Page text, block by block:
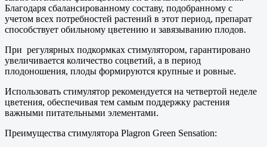
Благодаря сбалансированному составу, подобранному с
учетом всех потребностей растений в этот период, препарат
способствует обильному цветению и завязыванию плодов.
При регулярных подкормках стимулятором, гарантировано
увеличивается количество соцветий, а в период
плодоношения, плоды формируются крупные и ровные.
Использовать стимулятор рекомендуется на четвертой неделе
цветения, обеспечивая тем самым поддержку растения
важными питательными элементами.
Преимущества стимулятора Plagron Green Sensation: